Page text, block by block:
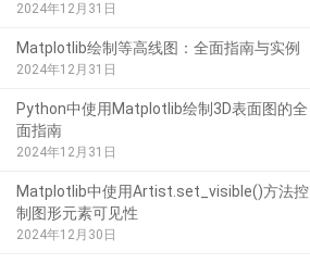
2024年12月31日
Matplotlib绘制等高线图：全面指南与实例
2024年12月31日
Python中使用Matplotlib绘制3D表面图的全
面指南
2024年12月31日
Matplotlib中使用Artist.set_visible()方法控
制图形元素可见性
2024年12月30日